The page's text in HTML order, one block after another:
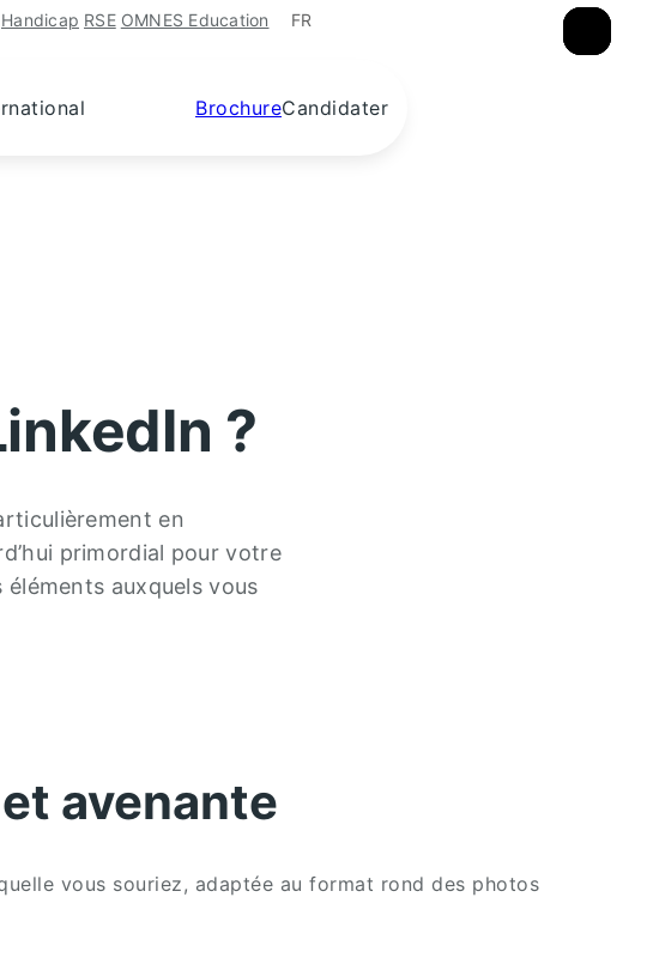
Handicap RSE OMNES Education FR
BrochureCandidater
?
en
primordial pour votre
éléments auxquels vous
avenante
vous souriez, adaptée au format rond des photos